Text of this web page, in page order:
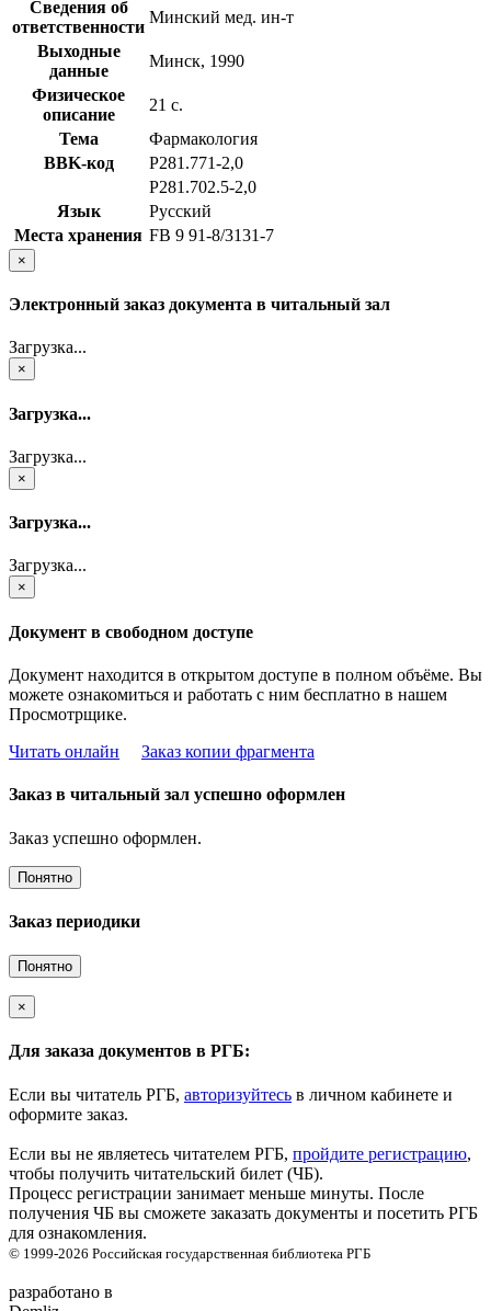
Сведения об
ответственности
Минский мед. ин-т
Выходные
данные
Минск, 1990
Физическое
описание
21 с.
Тема
Фармакология
BBK-код
Р281.771-2,0
Р281.702.5-2,0
Язык
Русский
Места хранения FB 9 91-8/3131-7
×
Электронный заказ документа в читальный зал
Загрузка...
×
Загрузка...
Загрузка...
×
Загрузка...
Загрузка...
×
Документ в свободном доступе
Документ находится в открытом доступе в полном объёме. Вы
можете ознакомиться и работать с ним бесплатно в нашем
Просмотрщике.
Читать онлайн
Заказ копии фрагмента
Заказ в читальный зал успешно оформлен
Заказ успешно оформлен.
Понятно
Заказ периодики
Понятно
×
Для заказа документов в РГБ:
Если вы читатель РГБ, авторизуйтесь в личном кабинете и
оформите заказ.
Если вы не являетесь читателем РГБ, пройдите регистрацию,
чтобы получить читательский билет (ЧБ).
Процесс регистрации занимает меньше минуты. После
получения ЧБ вы сможете заказать документы и посетить РГБ
для ознакомления.
© 1999-2026 Российская государственная библиотека РГБ
разработано в